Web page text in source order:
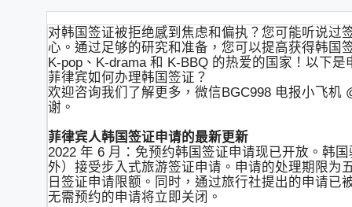
对韩国签证被拒绝感到焦虑和偏执？您可能听说过
心。通过足够的研究和准备，您可以提高获得韩国
K-pop、K-drama 和 K-BBQ 的热爱的国家！以下
菲律宾如何办理韩国签证？
欢迎咨询我们了解更多，微信BGC998 电报小飞机
谢。
菲律宾人韩国签证申请的最新更新
2022 年 6 月：免预约韩国签证申请现已开放。韩
外）接受步入式旅游签证申请。申请的处理期限为
日签证申请限额。同时，通过旅行社提出的申请
无需预约的申请将立即关闭。